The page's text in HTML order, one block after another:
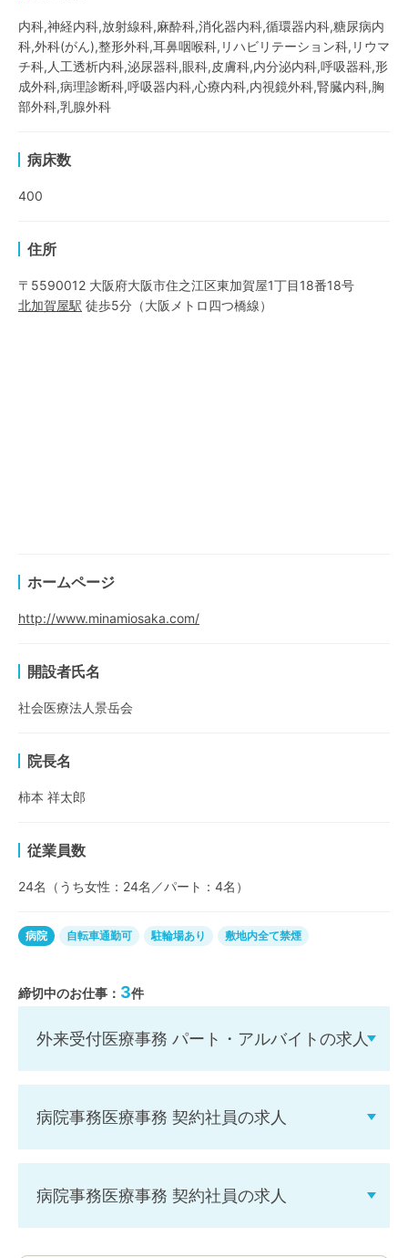
内科,神経内科,放射線科,麻酔科,消化器内科,循環器内科,糖尿病内
科,外科(がん),整形外科,耳鼻咽喉科,リハビリテーション科,リウマ
チ科,人工透析内科,泌尿器科,眼科,皮膚科,内分泌内科,呼吸器科,形
成外科,病理診断科,呼吸器内科,心療内科,内視鏡外科,腎臓内科,胸
部外科,乳腺外科
病床数
400
住所
〒5590012 大阪府大阪市住之江区東加賀屋1丁目18番18号
北加賀屋駅 徒歩5分 （大阪メトロ四つ橋線）
ホームページ
http://www.minamiosaka.com/
開設者氏名
社会医療法人景岳会
院長名
柿本 祥太郎
従業員数
24名（うち女性：24名／パート：4名）
病院 自転車通勤可 駐輪場あり 敷地内全て禁煙
締切中のお仕事： 3件
外来受付医療事務 パート・アルバイトの求人
病院事務医療事務 契約社員の求人
病院事務医療事務 契約社員の求人